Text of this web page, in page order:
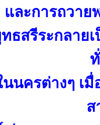
และการถวาย
ธสรีระกลาย
นนครต่างๆ เ
ส